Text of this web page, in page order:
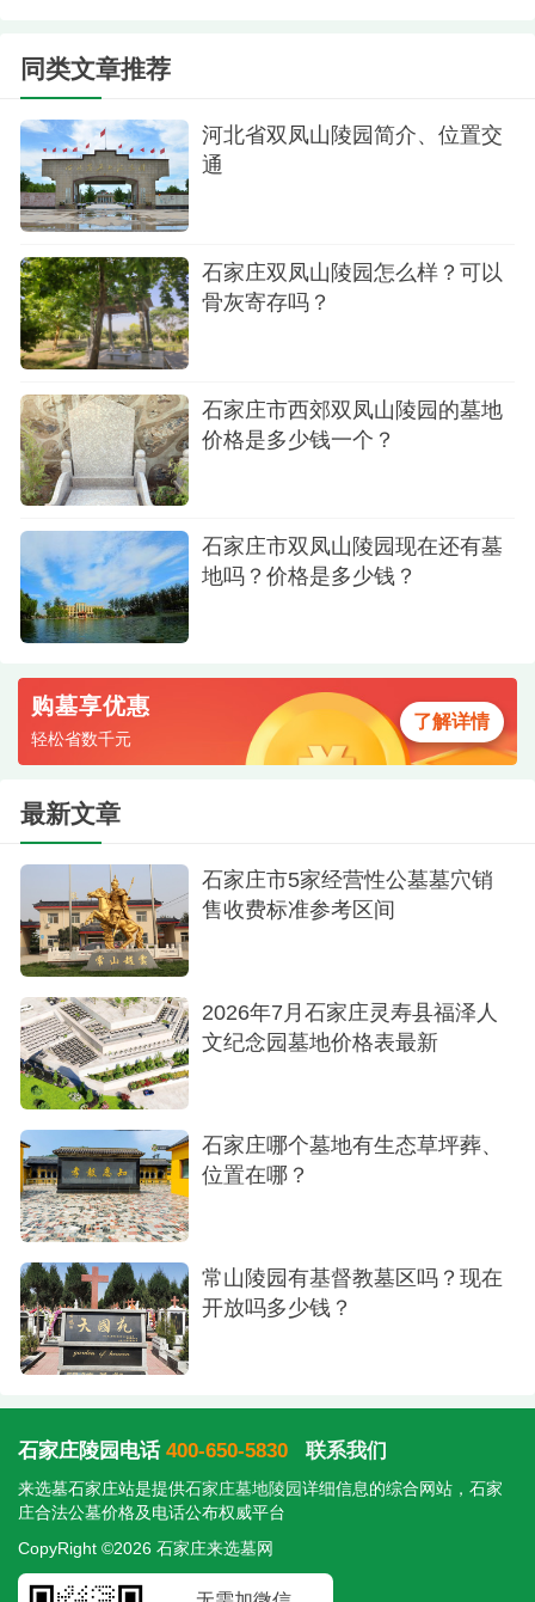
同类文章推荐
河北省双凤山陵园简介、位置交
通
石家庄双凤山陵园怎么样？可以
骨灰寄存吗？
石家庄市西郊双凤山陵园的墓地
价格是多少钱一个？
石家庄市双凤山陵园现在还有墓
地吗？价格是多少钱？
购墓享优惠
轻松省数千元
了解详情
最新文章
石家庄市5家经营性公墓墓穴销
售收费标准参考区间
2026年7月石家庄灵寿县福泽人
文纪念园墓地价格表最新
石家庄哪个墓地有生态草坪葬、
位置在哪？
常山陵园有基督教墓区吗？现在
开放吗多少钱？
石家庄陵园电话 400-650-5830 联系我们
来选墓石家庄站是提供石家庄墓地陵园 详细信息的综合网站，石家
庄合法公墓价格及电话公布权威平台
CopyRight ©2026 石家庄来选墓网